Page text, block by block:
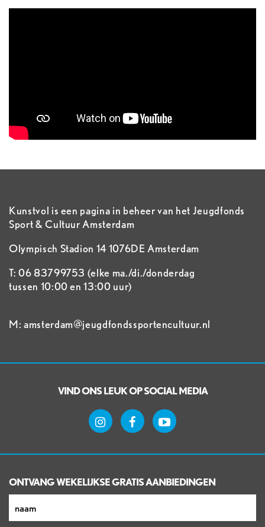
Kunstvol is een pagina in beheer van het Jeugdfonds
Sport & Cultuur Amsterdam
Olympisch Stadion 14 1076DE Amsterdam
T: 06 83799753 (elke ma./di./donderdag
tussen 10:00 en 13:00 uur)
M: amsterdam@jeugdfondssportencultuur.nl
VIND ONS LEUK OP SOCIAL MEDIA
ONTVANG WEKELIJKSE GRATIS AANBIEDINGEN